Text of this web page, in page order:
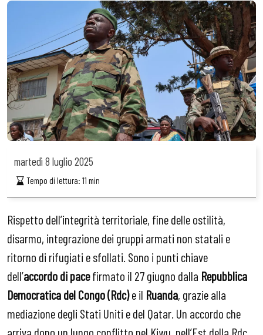
martedì 8 luglio 2025
Tempo di lettura:11 min
Rispetto dell’integrità territoriale, fine delle ostilità,
disarmo, integrazione dei gruppi armati non statali e
ritorno di rifugiati e sfollati. Sono i punti chiave
dell’accordo di pacefirmato il 27 giugno dalla Repubblica
Democratica del Congo (Rdc)e il Ruanda, grazie alla
mediazione degli Stati Uniti e del Qatar. Un accordo che